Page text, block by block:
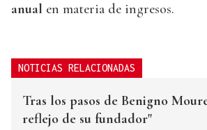
anual en materia de ingresos.
NOTICIAS RELACIONADAS
Tras los pasos de Benigno
reflejo de su fundador"